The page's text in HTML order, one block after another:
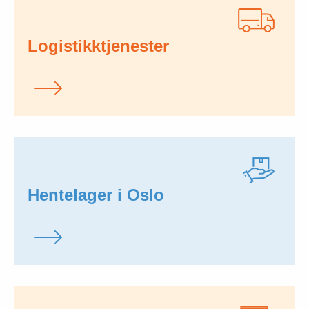
Logistikktjenester
Hentelager i Oslo